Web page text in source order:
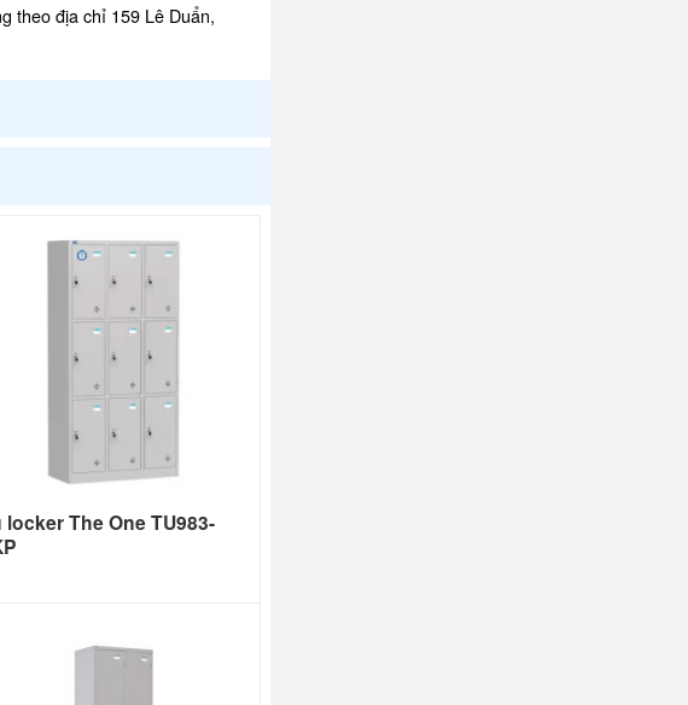
theo địa chỉ 159 Lê Duẩn,
locker The One TU983-